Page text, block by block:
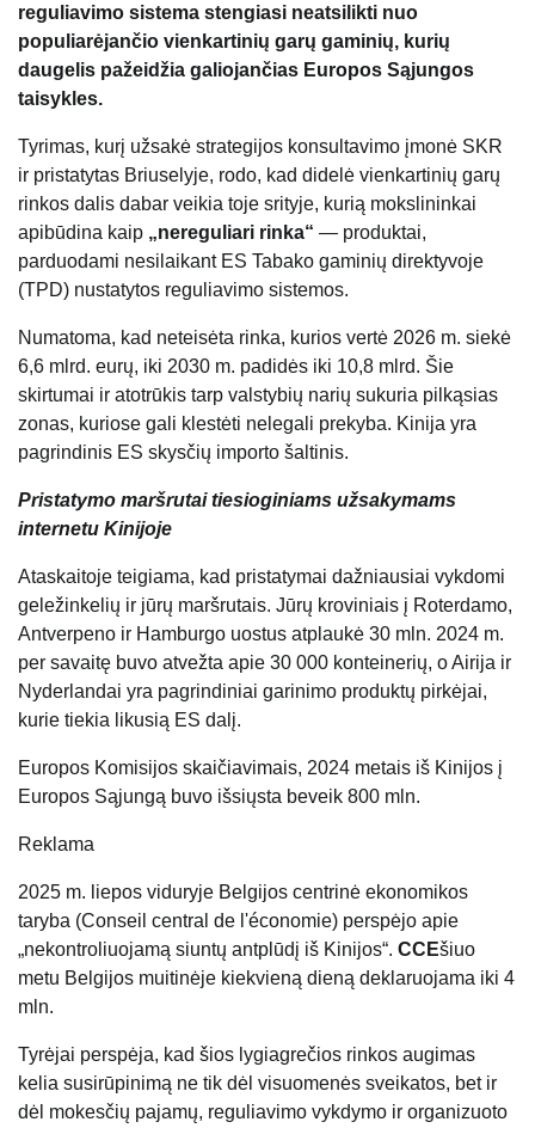
reguliavimo sistema stengiasi neatsilikti nuo
populiarėjančio vienkartinių garų gaminių, kurių
daugelis pažeidžia galiojančias Europos Sąjungos
taisykles.
Tyrimas, kurį užsakė strategijos konsultavimo įmonė SKR
ir pristatytas Briuselyje, rodo, kad didelė vienkartinių garų
rinkos dalis dabar veikia toje srityje, kurią mokslininkai
apibūdina kaip „nereguliari rinka“ — produktai,
parduodami nesilaikant ES Tabako gaminių direktyvoje
(TPD) nustatytos reguliavimo sistemos.
Numatoma, kad neteisėta rinka, kurios vertė 2026 m. siekė
6,6 mlrd. eurų, iki 2030 m. padidės iki 10,8 mlrd. Šie
skirtumai ir atotrūkis tarp valstybių narių sukuria pilkąsias
zonas, kuriose gali klestėti nelegali prekyba. Kinija yra
pagrindinis ES skysčių importo šaltinis.
Pristatymo maršrutai tiesioginiams užsakymams
internetu Kinijoje
Ataskaitoje teigiama, kad pristatymai dažniausiai vykdomi
geležinkelių ir jūrų maršrutais. Jūrų kroviniais į Roterdamo,
Antverpeno ir Hamburgo uostus atplaukė 30 mln. 2024 m.
per savaitę buvo atvežta apie 30 000 konteinerių, o Airija ir
Nyderlandai yra pagrindiniai garinimo produktų pirkėjai,
kurie tiekia likusią ES dalį.
Europos Komisijos skaičiavimais, 2024 metais iš Kinijos į
Europos Sąjungą buvo išsiųsta beveik 800 mln.
Reklama
2025 m. liepos viduryje Belgijos centrinė ekonomikos
taryba (Conseil central de l'économie) perspėjo apie
„nekontroliuojamą siuntų antplūdį iš Kinijos“. CCEšiuo
metu Belgijos muitinėje kiekvieną dieną deklaruojama iki 4
mln.
Tyrėjai perspėja, kad šios lygiagrečios rinkos augimas
kelia susirūpinimą ne tik dėl visuomenės sveikatos, bet ir
dėl mokesčių pajamų, reguliavimo vykdymo ir organizuoto